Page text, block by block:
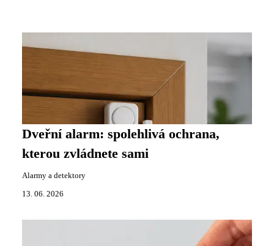
Dveřní alarm: spolehlivá ochrana,
kterou zvládnete sami
Alarmy a detektory
13. 06. 2026